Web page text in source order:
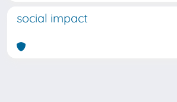
social impact